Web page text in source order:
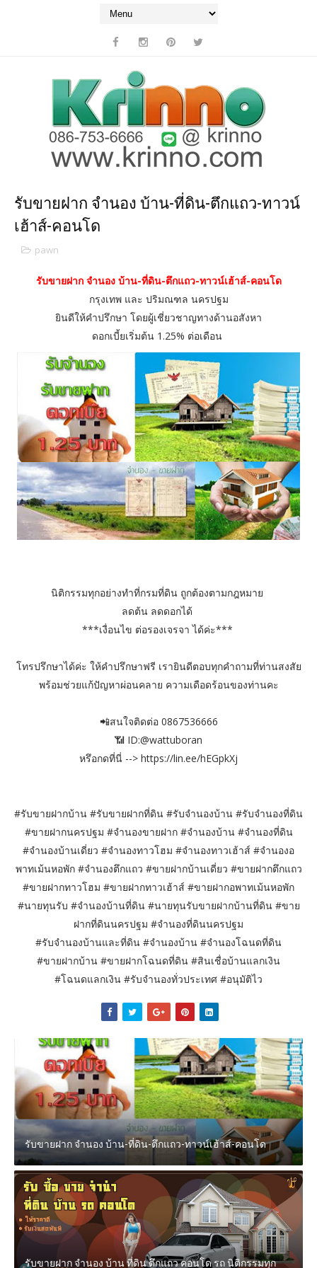
รับขายฝาก จำนอง บ้าน-ที่ดิน-ตึกแถว-ทาวน์
เฮ้าส์-คอนโด
pawn
รับขายฝาก จำนอง บ้าน-ที่ดิน-ตึกแถว-ทาวน์เฮ้าส์-คอนโด
กรุงเทพ และ ปริมณฑล นครปฐม
ยินดีให้คำปรึกษา โดยผู้เชี่ยวชาญทางด้านอสังหา
ดอกเบี้ยเริ่มต้น 1.25% ต่อเดือน
นิติกรรมทุกอย่างทำที่กรมที่ดิน ถูกต้องตามกฎหมาย
ลดต้น ลดดอกได้
***เงื่อนไข ต่อรองเจรจา ได้ค่ะ***
โทรปรึกษาได้ค่ะ ให้คำปรึกษาฟรี เรายินดีตอบทุกคำถามที่ท่านสงสัย
พร้อมช่วยแก้ปัญหาผ่อนคลาย ความเดือดร้อนของท่านคะ
📲สนใจติดต่อ 0867536666
📶 ID:@wattuboran
หรึอกดที่นี่ --> https://lin.ee/hEGpkXj
#รับขายฝากบ้าน #รับขายฝากที่ดิน #รับจำนองบ้าน #รับจำนองที่ดิน
#ขายฝากนครปฐม #จำนองขายฝาก #จำนองบ้าน #จำนองที่ดิน
#จำนองบ้านเดี่ยว #จำนองทาวโฮม #จำนองทาวเฮ้าส์ #จำนองอ
พาทเม้นหอพัก #จำนองตึกแถว #ขายฝากบ้านเดี่ยว #ขายฝากตึกแถว
#ขายฝากทาวโฮม #ขายฝากทาวเฮ้าส์ #ขายฝากอพาทเม้นหอพัก
#นายทุนรับ #จำนองบ้านที่ดิน #นายทุนรับขายฝากบ้านที่ดิน #ขาย
ฝากที่ดินนครปฐม #จำนองที่ดินนครปฐม
#รับจำนองบ้านและที่ดิน #จำนองบ้าน #จำนองโฉนดที่ดิน
#ขายฝากบ้าน #ขายฝากโฉนดที่ดิน #สินเชื่อบ้านแลกเงิน
#โฉนดแลกเงิน #รับจำนองทั่วประเทศ #อนุมัติไว
รับขายฝาก จำนอง บ้าน-ที่ดิน-ตึกแถว-ทาวน์เฮ้าส์-คอนโด
รับขายฝาก จำนอง บ้าน ที่ดิน ตึกแถว คอนโด รถ นิติกรรมทุก